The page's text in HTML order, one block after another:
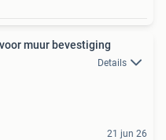
muur bevestiging
Details
21 jun 26